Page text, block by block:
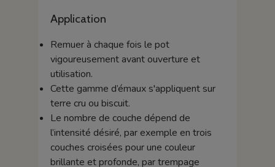
Application
Remuer à chaque fois le pot
vigoureusement avant ouverture et
utilisation.
Cette gamme d’émaux s'appliquent sur
terre cru ou biscuit.
Le nombre de couche dépend de
l’intensité désiré, par exemple en trois
couches croisées pour une couleur
brillante et profonde, par trempage